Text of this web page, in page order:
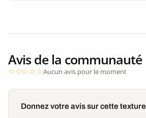
Avis de la communauté
Aucun avis pour le moment
Donnez votre avis sur cette texture